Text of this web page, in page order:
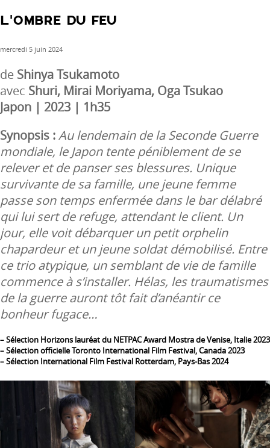
L’OMBRE DU FEU
mercredi 5 juin 2024
de Shinya Tsukamoto
avec Shuri, Mirai Moriyama, Oga Tsukao
Japon | 2023 | 1h35
Synopsis :Au lendemain de la Seconde Guerre
mondiale, le Japon tente péniblement de se
relever et de panser ses blessures. Unique
survivante de sa famille, une jeune femme
passe son temps enfermée dans le bar délabré
qui lui sert de refuge, attendant le client. Un
jour, elle voit débarquer un petit orphelin
chapardeur et un jeune soldat démobilisé. Entre
ce trio atypique, un semblant de vie de famille
commence à s’installer. Hélas, les traumatismes
de la guerre auront tôt fait d’anéantir ce
bonheur fugace…
– Sélection Horizons lauréat du NETPAC Award Mostra de Venise, Italie 2023
– Sélection officielle Toronto International Film Festival, Canada 2023
– Sélection International Film Festival Rotterdam, Pays-Bas 2024